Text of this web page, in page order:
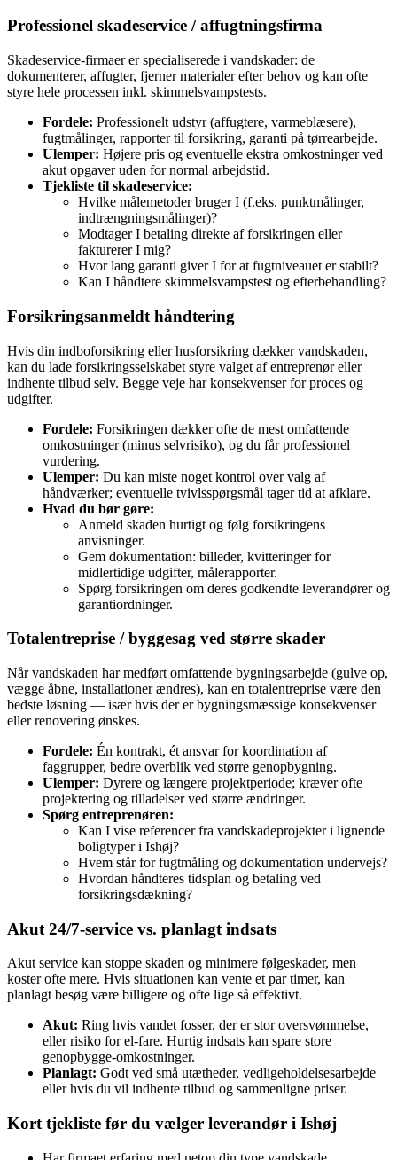
Professionel skadeservice / affugtningsfirma
Skadeservice‑firmaer er specialiserede i vandskader: de
dokumenterer, affugter, fjerner materialer efter behov og kan ofte
styre hele processen inkl. skimmelsvampstests.
Fordele: Professionelt udstyr (affugtere, varmeblæsere),
fugtmålinger, rapporter til forsikring, garanti på tørrearbejde.
Ulemper: Højere pris og eventuelle ekstra omkostninger ved
akut opgaver uden for normal arbejdstid.
Tjekliste til skadeservice:
Hvilke målemetoder bruger I (f.eks. punktmålinger,
indtrængningsmålinger)?
Modtager I betaling direkte af forsikringen eller
fakturerer I mig?
Hvor lang garanti giver I for at fugtniveauet er stabilt?
Kan I håndtere skimmelsvampstest og efterbehandling?
Forsikringsanmeldt håndtering
Hvis din indboforsikring eller husforsikring dækker vandskaden,
kan du lade forsikringsselskabet styre valget af entreprenør eller
indhente tilbud selv. Begge veje har konsekvenser for proces og
udgifter.
Fordele: Forsikringen dækker ofte de mest omfattende
omkostninger (minus selvrisiko), og du får professionel
vurdering.
Ulemper: Du kan miste noget kontrol over valg af
håndværker; eventuelle tvivlsspørgsmål tager tid at afklare.
Hvad du bør gøre:
Anmeld skaden hurtigt og følg forsikringens
anvisninger.
Gem dokumentation: billeder, kvitteringer for
midlertidige udgifter, målerapporter.
Spørg forsikringen om deres godkendte leverandører og
garantiordninger.
Totalentreprise / byggesag ved større skader
Når vandskaden har medført omfattende bygningsarbejde (gulve op,
vægge åbne, installationer ændres), kan en totalentreprise være den
bedste løsning — især hvis der er bygningsmæssige konsekvenser
eller renovering ønskes.
Fordele: Én kontrakt, ét ansvar for koordination af
faggrupper, bedre overblik ved større genopbygning.
Ulemper: Dyrere og længere projektperiode; kræver ofte
projektering og tilladelser ved større ændringer.
Spørg entreprenøren:
Kan I vise referencer fra vandskadeprojekter i lignende
boligtyper i Ishøj?
Hvem står for fugtmåling og dokumentation undervejs?
Hvordan håndteres tidsplan og betaling ved
forsikringsdækning?
Akut 24/7‑service vs. planlagt indsats
Akut service kan stoppe skaden og minimere følgeskader, men
koster ofte mere. Hvis situationen kan vente et par timer, kan
planlagt besøg være billigere og ofte lige så effektivt.
Akut: Ring hvis vandet fosser, der er stor oversvømmelse,
eller risiko for el‑fare. Hurtig indsats kan spare store
genopbygge‑omkostninger.
Planlagt: Godt ved små utætheder, vedligeholdelsesarbejde
eller hvis du vil indhente tilbud og sammenligne priser.
Kort tjekliste før du vælger leverandør i Ishøj